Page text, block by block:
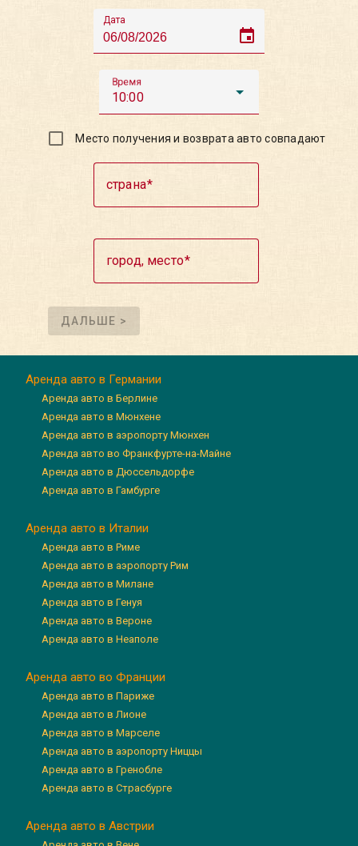
Дата
event
Время
10:00
Место получения и возврата авто совпадают
страна
город, место
ДАЛЬШЕ >
Аренда авто в Германии
Аренда авто в Берлине
Аренда авто в Мюнхене
Аренда авто в аэропорту Мюнхен
Аренда авто во Франкфурте-на-Майне
Аренда авто в Дюссельдорфе
Аренда авто в Гамбурге
Аренда авто в Италии
Аренда авто в Риме
Аренда авто в аэропорту Рим
Аренда авто в Милане
Аренда авто в Генуя
Аренда авто в Вероне
Аренда авто в Неаполе
Аренда авто во Франции
Аренда авто в Париже
Аренда авто в Лионе
Аренда авто в Марселе
Аренда авто в аэропорту Ниццы
Аренда авто в Гренобле
Аренда авто в Страсбурге
Аренда авто в Австрии